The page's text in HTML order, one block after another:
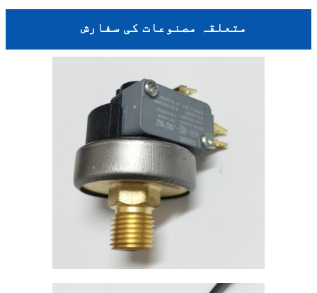
متعلقہ مصنوعات کی سفارش